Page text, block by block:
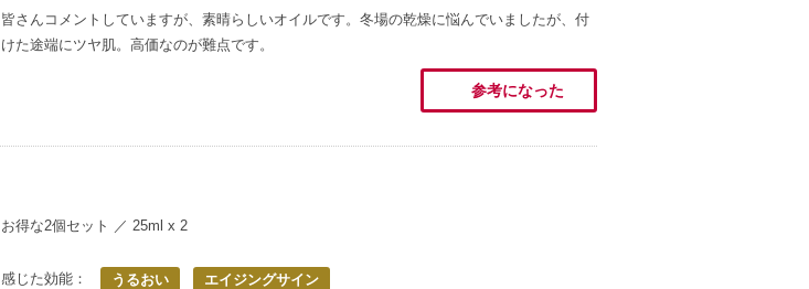
皆さんコメントしていますが、素晴らしいオイルです。冬場の乾燥に悩んでいましたが、付
けた途端にツヤ肌。高価なのが難点です。
参考になった
お得な2個セット ／ 25ml x 2
感じた効能： うるおい エイジングサイン